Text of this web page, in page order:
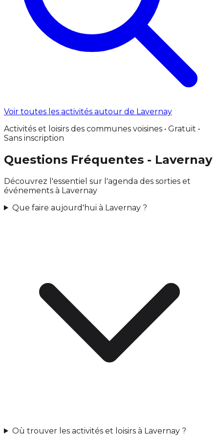
Voir toutes les activités autour de Lavernay
Activités et loisirs des communes voisines • Gratuit •
Sans inscription
Questions Fréquentes - Lavernay
Découvrez l'essentiel sur l'agenda des sorties et
événements à Lavernay
Que faire aujourd'hui à Lavernay ?
Où trouver les activités et loisirs à Lavernay ?